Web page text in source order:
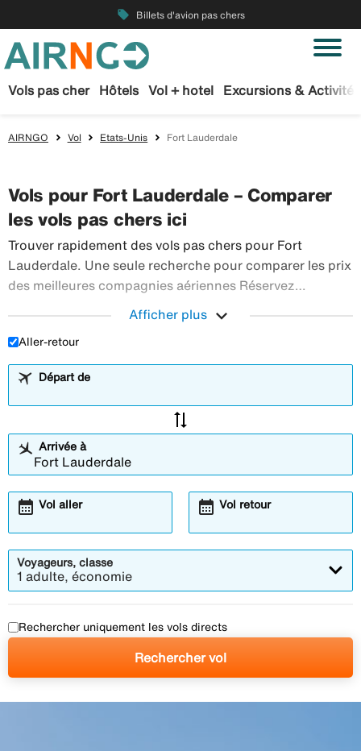
local_offer Billets d'avion pas chers
Vols pas cher Hôtels Vol + hotel Excursions & Activités
AIRNGO Vol Etats-Unis Fort Lauderdale
Vols pour Fort Lauderdale – Comparer
les vols pas chers ici
Trouver rapidement des vols pas chers pour Fort
Lauderdale. Une seule recherche pour comparer les prix
des meilleures compagnies aériennes Réservez
notre offre étendue de voyages en avion à destination
du monde entier.
Afficher plus expand_more
Aller-retour
Départ de
sync_alt
Arrivée à
Vol aller
calendar_month Vol retour
calendar_month
Voyageurs, classe
1 adulte, économie
Rechercher uniquement les vols directs
Rechercher vol